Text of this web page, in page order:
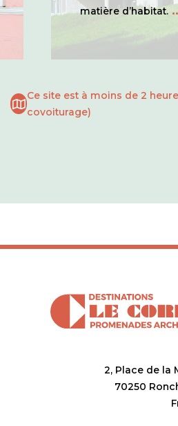
matière d’habitat.
Ce site est à moins de 2
covoiturage)
2, Place de la
70250